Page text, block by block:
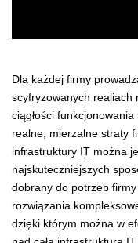
Dla każdej firmy
scyfryzowanych realiach
ciągłości
realne, mierzalne straty
infrastruktury IT można
najskuteczniejszych
dobrany do potrzeb
rozwiązania
dzięki którym można w